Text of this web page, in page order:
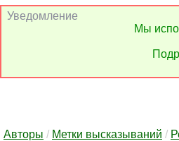
Уведомление
Мы
Авторы / Метки высказываний /